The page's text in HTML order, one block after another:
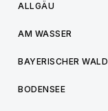
ALLGÄU
AM WASSER
BAYERISCHER WALD
BODENSEE